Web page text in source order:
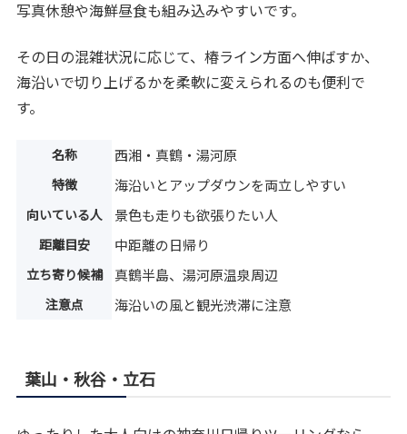
写真休憩や海鮮昼食も組み込みやすいです。
その日の混雑状況に応じて、椿ライン方面へ伸ばすか、
海沿いで切り上げるかを柔軟に変えられるのも便利で
す。
名称 西湘・真鶴・湯河原
特徴 海沿いとアップダウンを両立しやすい
向いている人 景色も走りも欲張りたい人
距離目安 中距離の日帰り
立ち寄り候補 真鶴半島、湯河原温泉周辺
注意点 海沿いの風と観光渋滞に注意
葉山・秋谷・立石